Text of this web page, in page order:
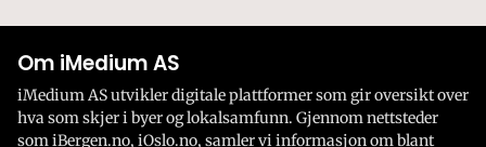
Om iMedium AS
iMedium AS utvikler digitale plattformer som gir oversikt over
hva som skjer i byer og lokalsamfunn. Gjennom nettsteder
som iBergen.no, iOslo.no, samler vi informasjon om blant